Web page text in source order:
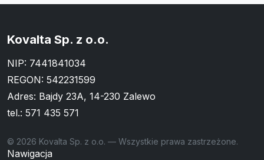
Kovalta Sp. z o.o.
NIP: 7441841034
REGON: 542231599
Adres: Bajdy 23A, 14-230 Zalewo
tel.: 571 435 571
© 2026 Kovalta Sp. z o.o. — Wszystkie prawa zastrzeżone.
Nawigacja